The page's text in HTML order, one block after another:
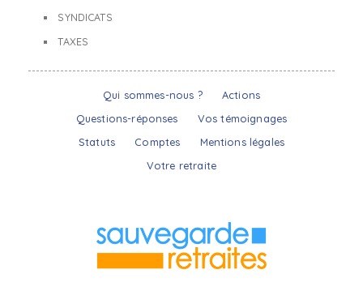
SYNDICATS
TAXES
Qui sommes-nous ?
Actions
Questions-réponses
Vos témoignages
Statuts
Comptes
Mentions légales
Votre retraite